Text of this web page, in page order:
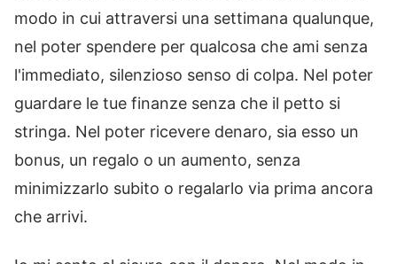
modo in cui attraversi una settimana qualunque,
nel poter spendere per qualcosa che ami senza
l'immediato, silenzioso senso di colpa. Nel poter
guardare le tue finanze senza che il petto si
stringa. Nel poter ricevere denaro, sia esso un
bonus, un regalo o un aumento, senza
minimizzarlo subito o regalarlo via prima ancora
che arrivi.